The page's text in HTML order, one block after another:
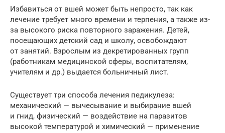
Избавиться от вшей может быть непросто, так как
лечение требует много времени и терпения, а также из-
за высокого риска повторного заражения. Детей,
посещающих детский сад и школу, освобождают
от занятий. Взрослым из декретированных групп
(работникам медицинской сферы, воспитателям,
учителям и др.) выдается больничный лист.
Существует три способа лечения педикулеза:
механический — вычесывание и выбирание вшей
и гнид, физический — воздействие на паразитов
высокой температурой и химический — применение